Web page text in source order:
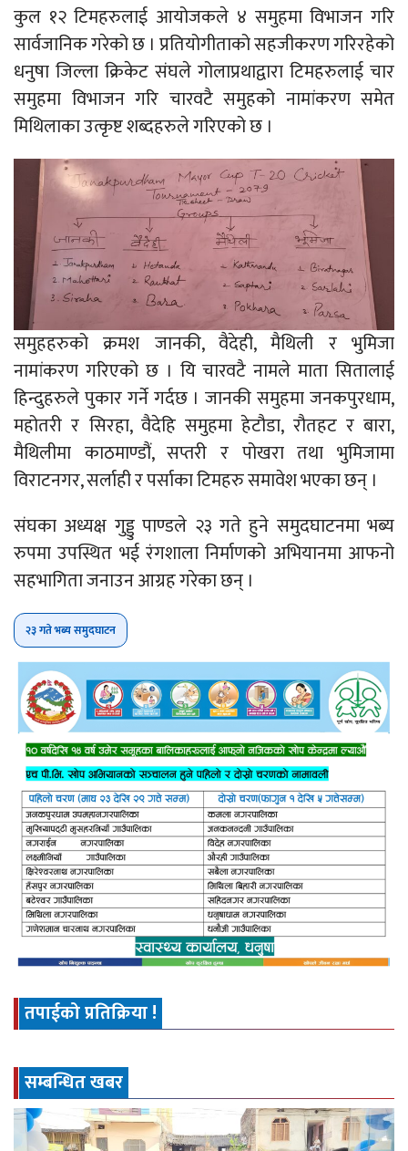
कुल १२ टिमहरुलाई आयोजकले ४ समुहमा विभाजन गरि
सार्वजानिक गरेको छ । प्रतियोगीताको सहजीकरण गरिरहेको
धनुषा जिल्ला क्रिकेट संघले गोलाप्रथाद्वारा टिमहरुलाई चार
समुहमा विभाजन गरि चारवटै समुहको नामांकरण समेत
मिथिलाका उत्कृष्ट शब्दहरुले गरिएको छ ।
समुहहरुको क्रमश जानकी, वैदेही, मैथिली र भुमिजा
नामांकरण गरिएको छ । यि चारवटै नामले माता सितालाई
हिन्दुहरुले पुकार गर्ने गर्दछ । जानकी समुहमा जनकपुरधाम,
महोतरी र सिरहा, वैदेहि समुहमा हेटौडा, रौतहट र बारा,
मैथिलीमा काठमाण्डौं, सप्तरी र पोखरा तथा भुमिजामा
विराटनगर, सर्लाही र पर्साका टिमहरु समावेश भएका छन् ।
संघका अध्यक्ष गुड्डु पाण्डले २३ गते हुने समुदघाटनमा भब्य
रुपमा उपस्थित भई रंगशाला निर्माणको अभियानमा आफनो
सहभागिता जनाउन आग्रह गरेका छन् ।
२३ गते भब्य समुदघाटन
तपाईको प्रतिक्रिया !
सम्बन्धित खबर